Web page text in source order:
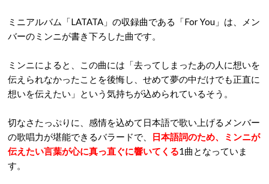
ミニアルバム「LATATA」の収録曲である「For You」は、メン
バーのミンニが書き下ろした曲です。
ミンニによると、この曲には「去ってしまったあの人に想いを
伝えられなかったことを後悔し、せめて夢の中だけでも正直に
想いを伝えたい」という気持ちが込められているそう。
切なさたっぷりに、感情を込めて日本語で歌い上げるメンバー
の歌唱力が堪能できるバラードで、
日本語詞のため、ミンニが
伝えたい言葉が心に真っ直ぐに響いてくる1曲となっていま
す。